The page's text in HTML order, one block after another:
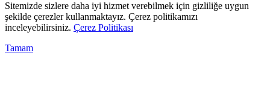
Sitemizde sizlere daha iyi hizmet verebilmek için gizliliğe uygun
şekilde çerezler kullanmaktayız. Çerez politikamızı
inceleyebilirsiniz. Çerez Politikası
Tamam